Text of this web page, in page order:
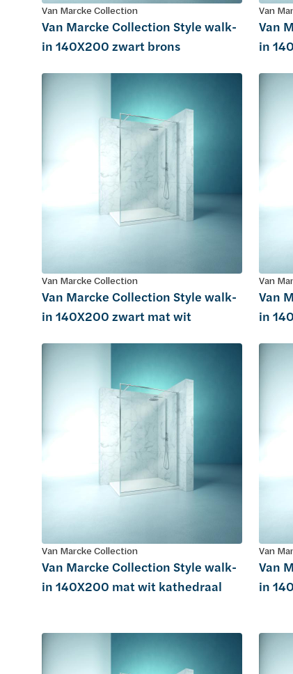
Van Marcke Collection
Van Marcke Collection Style walk-
in 140X200 zwart brons
Van
Van
in
Van Marcke Collection
Van Marcke Collection Style walk-
in 140X200 zwart mat wit
Van
Van
in
Van Marcke Collection
Van Marcke Collection Style walk-
in 140X200 mat wit kathedraal
Van
Van
in